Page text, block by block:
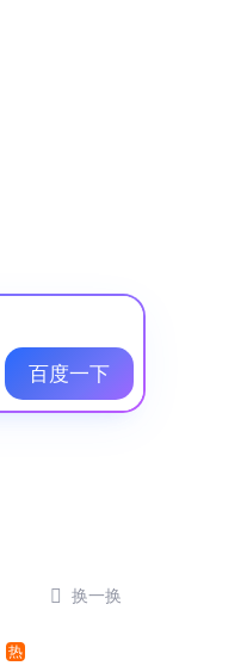
百度一下
 换一换
热